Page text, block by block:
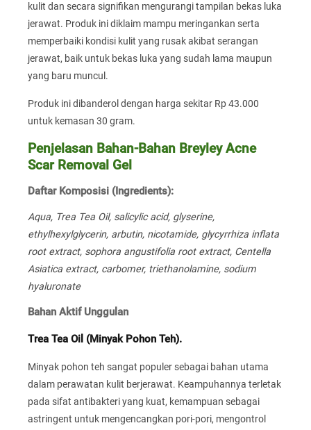
kulit dan secara signifikan mengurangi tampilan bekas luka
jerawat. Produk ini diklaim mampu meringankan serta
memperbaiki kondisi kulit yang rusak akibat serangan
jerawat, baik untuk bekas luka yang sudah lama maupun
yang baru muncul.
Produk ini dibanderol dengan harga sekitar Rp 43.000
untuk kemasan 30 gram.
Penjelasan Bahan-Bahan Breyley Acne
Scar Removal Gel
Daftar Komposisi (Ingredients):
Aqua, Trea Tea Oil, salicylic acid, glyserine,
ethylhexylglycerin, arbutin, nicotamide, glycyrrhiza inflata
root extract, sophora angustifolia root extract, Centella
Asiatica extract, carbomer, triethanolamine, sodium
hyaluronate
Bahan Aktif Unggulan
Trea Tea Oil (Minyak Pohon Teh).
Minyak pohon teh sangat populer sebagai bahan utama
dalam perawatan kulit berjerawat. Keampuhannya terletak
pada sifat antibakteri yang kuat, kemampuan sebagai
astringent untuk mengencangkan pori-pori, mengontrol